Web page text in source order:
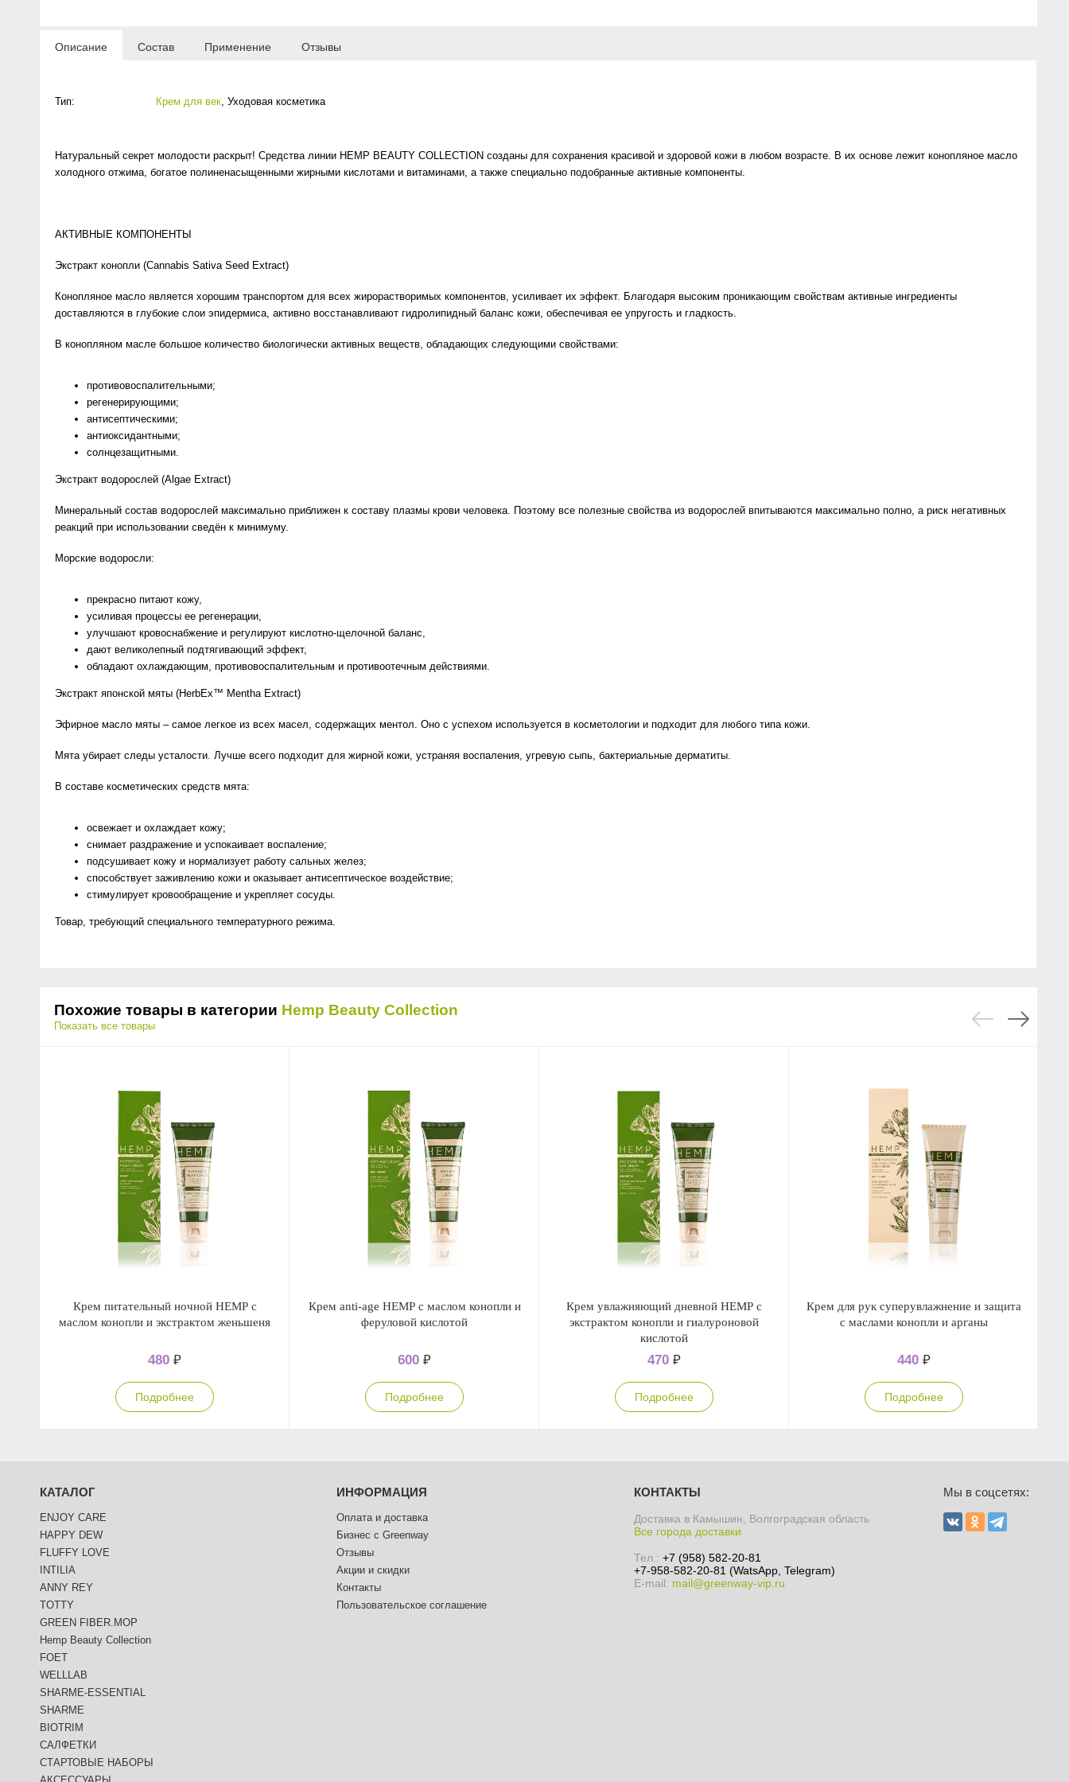
Happy Dew
Green Minds
Описание Состав Применение Отзывы
Тип: Крем для век, Уходовая косметика
Натуральный секрет молодости раскрыт! Средства линии HEMP BEAUTY COLLECTION созданы для сохранения красивой и здоровой кожи в любом возрасте. В их основе лежит конопляное масло
холодного отжима, богатое полиненасыщенными жирными кислотами и витаминами, а также специально подобранные активные компоненты.
АКТИВНЫЕ КОМПОНЕНТЫ
Экстракт конопли (Cannabis Sativa Seed Extract)
Конопляное масло является хорошим транспортом для всех жирорастворимых компонентов, усиливает их эффект. Благодаря высоким проникающим свойствам активные ингредиенты
доставляются в глубокие слои эпидермиса, активно восстанавливают гидролипидный баланс кожи, обеспечивая ее упругость и гладкость.
В конопляном масле большое количество биологически активных веществ, обладающих следующими свойствами:
противовоспалительными;
регенерирующими;
антисептическими;
антиоксидантными;
солнцезащитными.
Экстракт водорослей (Algae Extract)
Минеральный состав водорослей максимально приближен к составу плазмы крови человека. Поэтому все полезные свойства из водорослей впитываются максимально полно, а риск негативных
реакций при использовании сведён к минимуму.
Морские водоросли:
прекрасно питают кожу,
усиливая процессы ее регенерации,
улучшают кровоснабжение и регулируют кислотно-щелочной баланс,
дают великолепный подтягивающий эффект,
обладают охлаждающим, противовоспалительным и противоотечным действиями.
Экстракт японской мяты (HerbEx™ Mentha Extract)
Эфирное масло мяты – самое легкое из всех масел, содержащих ментол. Оно с успехом используется в косметологии и подходит для любого типа кожи.
Мята убирает следы усталости. Лучше всего подходит для жирной кожи, устраняя воспаления, угревую сыпь, бактериальные дерматиты.
В составе косметических средств мята:
освежает и охлаждает кожу;
снимает раздражение и успокаивает воспаление;
подсушивает кожу и нормализует работу сальных желез;
способствует заживлению кожи и оказывает антисептическое воздействие;
стимулирует кровообращение и укрепляет сосуды.
Товар, требующий специального температурного режима.
Похожие товары в категории Hemp Beauty Collection
Показать все товары
Крем питательный ночной НЕМР с
маслом конопли и экстрактом женьшеня
480 ₽
Подробнее
Крем anti-age НЕМР с маслом конопли и
феруловой кислотой
600 ₽
Подробнее
Крем увлажняющий дневной НЕМР с
экстрактом конопли и гиалуроновой
кислотой
470 ₽
Подробнее
Крем для рук суперувлажнение и защита
с маслами конопли и арганы
440 ₽
Подробнее
КАТАЛОГ
ENJOY CARE
HAPPY DEW
FLUFFY LOVE
INTILIA
ANNY REY
TOTTY
GREEN FIBER.MOP
Hemp Beauty Collection
FOET
WELLLAB
SHARME-ESSENTIAL
SHARME
BIOTRIM
САЛФЕТКИ
СТАРТОВЫЕ НАБОРЫ
ИНФОРМАЦИЯ
Оплата и доставка
Бизнес с Greenway
Отзывы
Акции и скидки
Контакты
Пользовательское соглашение
КОНТАКТЫ
Доставка в Камышин, Волгоградская область
Все города доставки
Тел.: +7 (958) 582-20-81
+7-958-582-20-81 (WatsApp, Telegram)
E-mail: mail@greenway-vip.ru
Мы в соцсетях: